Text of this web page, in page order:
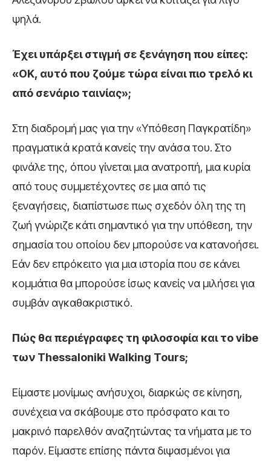
ψηλά.
Έχει υπάρξει στιγμή σε ξενάγηση που είπες:
«ΟΚ, αυτό που ζούμε τώρα είναι πιο τρελό κι
από σενάριο ταινίας»;
Στη διαδρομή μας για την «Υπόθεση Παγκρατίδη»
πραγματικά κρατά κανείς την ανάσα του. Στο
φινάλε της, όπου γίνεται μια ανατροπή, μια κυρία
από τους συμμετέχοντες σε μια από τις
ξεναγήσεις, διαπίστωσε πως σχεδόν όλη της τη
ζωή γνώριζε κάτι σημαντικό για την υπόθεση, την
σημασία του οποίου δεν μπορούσε να κατανοήσει.
Εάν δεν επρόκειτο για μια ιστορία που σε κάνει
κομμάτια θα μπορούσε ίσως κανείς να μιλήσει για
συμβάν αγκαθακριστικό.
Πώς θα περιέγραφες τη φιλοσοφία και το vibe
των Thessaloniki Walking Tours;
Είμαστε μονίμως ανήσυχοι, διαρκώς σε κίνηση,
συνέχεια να σκάβουμε στο πρόσφατο και το
μακρινό παρελθόν αναζητώντας τα νήματα με το
παρόν. Είμαστε επίσης πάντα διψασμένοι για